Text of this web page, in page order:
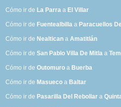
Cómo ir de La Parra a El Villar
Cómo ir de Fuentealbilla a Paracuellos
Cómo ir de Nealtican aAmatitlán
Cómo ir deSan Pablo Villa De Mitla a
Cómo ir deOutomuro a Buerba
Cómo ir de Masueco a Baltar
Cómo ir de Pasarilla Del Rebollar a